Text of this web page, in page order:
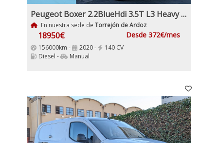
Peugeot Boxer 2.2BlueHdi 3.5T L3 Heavy 140Cv Cabina IVA y garantía Etiqueta C
En nuestra sede de Torrejón de Ardoz
18950€ Desde 372€/mes
156000km - 2020 -
140 CV
Diesel -
Manual